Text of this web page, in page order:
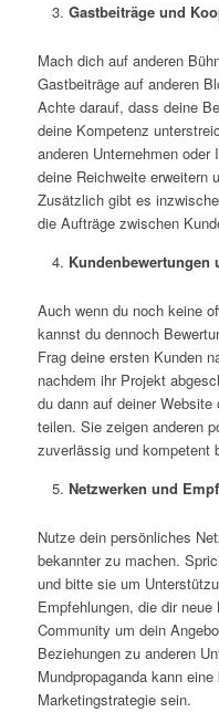
Gastbeiträge und
Mach dich auf anderen
Gastbeiträge auf anderen
Achte darauf, dass deine
deine Kompetenz
anderen Unternehmen
deine Reichweite erweitern
Zusätzlich gibt es
die Aufträge zwischen
Kundenbewertungen
Auch wenn du noch keine
kannst du dennoch
Frag deine ersten Kunden
nachdem ihr Projekt
du dann auf deiner
teilen. Sie zeigen anderen
zuverlässig und kompetent
Netzwerken und
Nutze dein persönliches
bekannter zu machen.
und bitte sie um
Empfehlungen, die dir
Community um dein
Beziehungen zu anderen
Mundpropaganda kann
Marketingstrategie sein.